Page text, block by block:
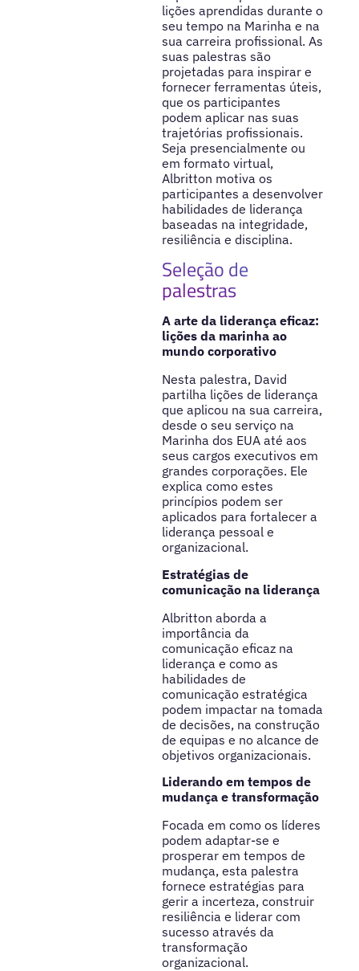
lições aprendidas durante o
seu tempo na Marinha e na
sua carreira profissional. As
suas palestras são
projetadas para inspirar e
fornecer ferramentas úteis,
que os participantes
podem aplicar nas suas
trajetórias profissionais.
Seja presencialmente ou
em formato virtual,
Albritton motiva os
participantes a desenvolver
habilidades de liderança
baseadas na integridade,
resiliência e disciplina.
Seleção de
palestras
A arte da liderança eficaz:
lições da marinha ao
mundo corporativo
Nesta palestra, David
partilha lições de liderança
que aplicou na sua carreira,
desde o seu serviço na
Marinha dos EUA até aos
seus cargos executivos em
grandes corporações. Ele
explica como estes
princípios podem ser
aplicados para fortalecer a
liderança pessoal e
organizacional.
Estratégias de
comunicação na liderança
Albritton aborda a
importância da
comunicação eficaz na
liderança e como as
habilidades de
comunicação estratégica
podem impactar na tomada
de decisões, na construção
de equipas e no alcance de
objetivos organizacionais.
Liderando em tempos de
mudança e transformação
Focada em como os líderes
podem adaptar-se e
prosperar em tempos de
mudança, esta palestra
fornece estratégias para
gerir a incerteza, construir
resiliência e liderar com
sucesso através da
transformação
organizacional.